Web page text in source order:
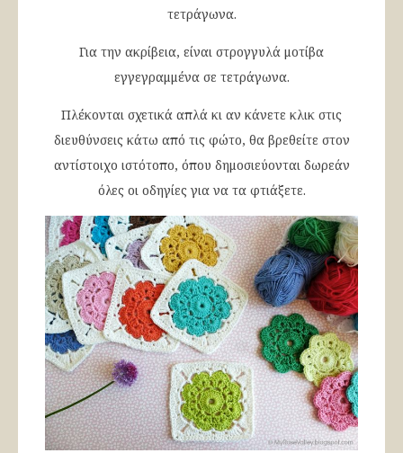
τετράγωνα.
Για την ακρίβεια, είναι στρογγυλά μοτίβα
εγγεγραμμένα σε τετράγωνα.
Πλέκονται σχετικά απλά κι αν κάνετε κλικ στις
διευθύνσεις κάτω από τις φώτο, θα βρεθείτε στον
αντίστοιχο ιστότοπο, όπου δημοσιεύονται δωρεάν
όλες οι οδηγίες για να τα φτιάξετε.